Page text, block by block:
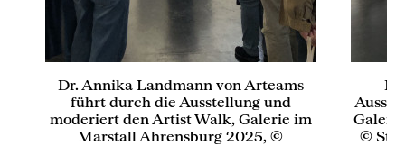
Dr. Annika Landmann von Arteams
führt durch die Ausstellung und
moderiert den Artist Walk, Galerie im
Marstall Ahrensburg 2025, ©
©